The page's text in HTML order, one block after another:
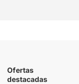
Ofertas
destacadas